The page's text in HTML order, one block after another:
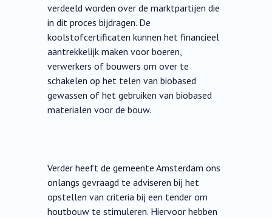
verdeeld worden over de marktpartijen die
in dit proces bijdragen. De
koolstofcertificaten kunnen het financieel
aantrekkelijk maken voor boeren,
verwerkers of bouwers om over te
schakelen op het telen van biobased
gewassen of het gebruiken van biobased
materialen voor de bouw.
Verder heeft de gemeente Amsterdam ons
onlangs gevraagd te adviseren bij het
opstellen van criteria bij een tender om
houtbouw te stimuleren. Hiervoor hebben